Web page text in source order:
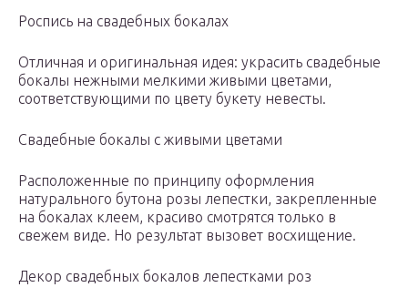
Роспись на свадебных бокалах
Отличная и оригинальная идея: украсить свадебные
бокалы нежными мелкими живыми цветами,
соответствующими по цвету букету невесты.
Свадебные бокалы с живыми цветами
Расположенные по принципу оформления
натурального бутона розы лепестки, закрепленные
на бокалах клеем, красиво смотрятся только в
свежем виде. Но результат вызовет восхищение.
Декор свадебных бокалов лепестками роз